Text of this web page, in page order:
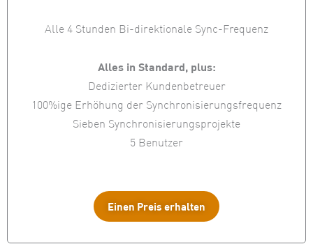
Alle 4 Stunden Bi-direktionale Sync-Frequenz
Alles in Standard, plus:
Dedizierter Kundenbetreuer
100%ige Erhöhung der Synchronisierungsfrequenz
Sieben Synchronisierungsprojekte
5 Benutzer
Einen Preis erhalten